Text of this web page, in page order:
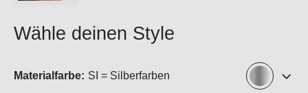
Wähle deinen Style
Materialfarbe: SI = Silberfarben